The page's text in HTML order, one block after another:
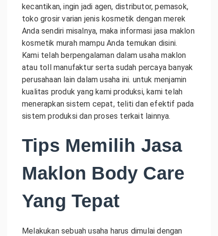
kecantikan, ingin jadi agen, distributor, pemasok,
toko grosir varian jenis kosmetik dengan merek
Anda sendiri misalnya, maka informasi jasa maklon
kosmetik murah mampu Anda temukan disini.
Kami telah berpengalaman dalam usaha maklon
atau toll manufaktur serta sudah percaya banyak
perusahaan lain dalam usaha ini. untuk menjamin
kualitas produk yang kami produksi, kami telah
menerapkan sistem cepat, teliti dan efektif pada
sistem produksi dan proses terkait lainnya.
Tips Memilih Jasa
Maklon Body Care
Yang Tepat
Melakukan sebuah usaha harus dimulai dengan